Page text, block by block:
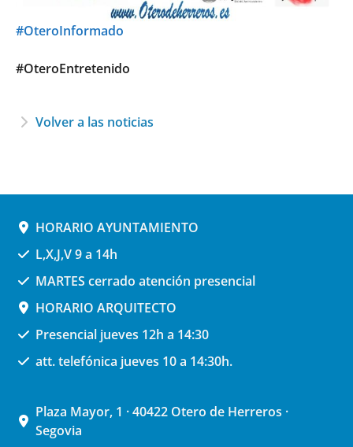
#OteroInformado
#OteroEntretenido
Volver a las noticias
HORARIO AYUNTAMIENTO
L,X,J,V 9 a 14h
MARTES cerrado atención presencial
HORARIO ARQUITECTO
Presencial jueves 12h a 14:30
att. telefónica jueves 10 a 14:30h.
Plaza Mayor, 1 · 40422 Otero de Herreros ·
Segovia